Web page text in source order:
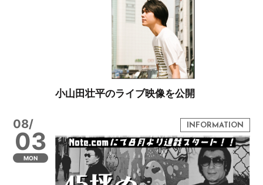
小山田壮平のライブ映像を公開
08/
03
MON